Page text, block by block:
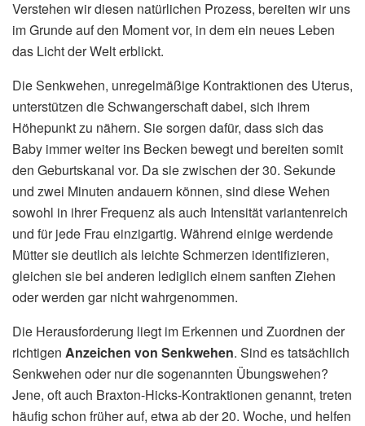
Verstehen wir diesen natürlichen Prozess, bereiten wir uns
im Grunde auf den Moment vor, in dem ein neues Leben
das Licht der Welt erblickt.
Die Senkwehen, unregelmäßige Kontraktionen des Uterus,
unterstützen die Schwangerschaft dabei, sich ihrem
Höhepunkt zu nähern. Sie sorgen dafür, dass sich das
Baby immer weiter ins Becken bewegt und bereiten somit
den Geburtskanal vor. Da sie zwischen der 30. Sekunde
und zwei Minuten andauern können, sind diese Wehen
sowohl in ihrer Frequenz als auch Intensität variantenreich
und für jede Frau einzigartig. Während einige werdende
Mütter sie deutlich als leichte Schmerzen identifizieren,
gleichen sie bei anderen lediglich einem sanften Ziehen
oder werden gar nicht wahrgenommen.
Die Herausforderung liegt im Erkennen und Zuordnen der
richtigen Anzeichen von Senkwehen. Sind es tatsächlich
Senkwehen oder nur die sogenannten Übungswehen?
Jene, oft auch Braxton-Hicks-Kontraktionen genannt, treten
häufig schon früher auf, etwa ab der 20. Woche, und helfen